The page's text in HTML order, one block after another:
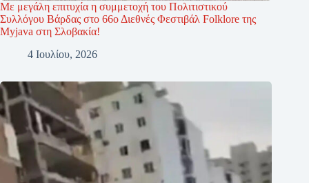
Με μεγάλη επιτυχία η συμμετοχή του Πολιτιστικού
Συλλόγου Βάρδας στο 66ο Διεθνές Φεστιβάλ Folklore της
Myjava στη Σλοβακία!
4 Ιουλίου, 2026